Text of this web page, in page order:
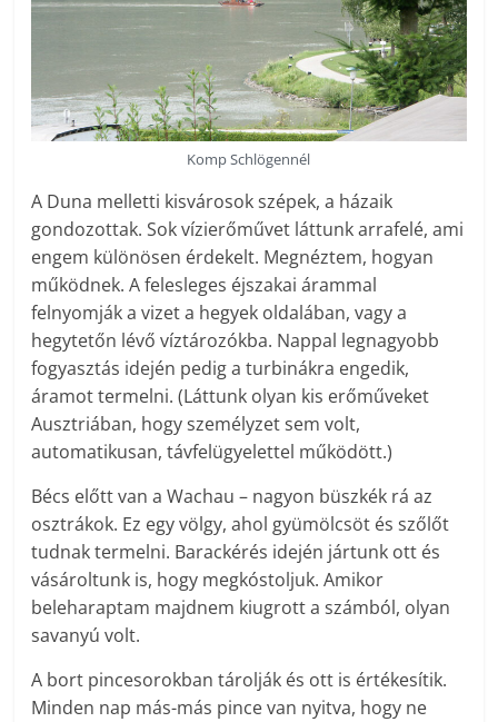
Komp Schlögennél
A Duna melletti kisvárosok szépek, a házaik
gondozottak. Sok vízierőművet láttunk arrafelé, ami
engem különösen érdekelt. Megnéztem, hogyan
működnek. A felesleges éjszakai árammal
felnyomják a vizet a hegyek oldalában, vagy a
hegytetőn lévő víztározókba. Nappal legnagyobb
fogyasztás idején pedig a turbinákra engedik,
áramot termelni. (Láttunk olyan kis erőműveket
Ausztriában, hogy személyzet sem volt,
automatikusan, távfelügyelettel működött.)
Bécs előtt van a Wachau – nagyon büszkék rá az
osztrákok. Ez egy völgy, ahol gyümölcsöt és szőlőt
tudnak termelni. Barackérés idején jártunk ott és
vásároltunk is, hogy megkóstoljuk. Amikor
beleharaptam majdnem kiugrott a számból, olyan
savanyú volt.
A bort pincesorokban tárolják és ott is értékesítik.
Minden nap más-más pince van nyitva, hogy ne